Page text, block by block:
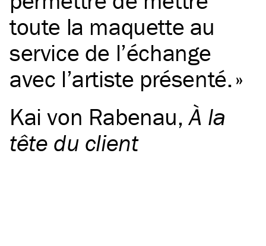
toute la maquette au
service de l’échange
avec l’artiste présenté.
Kai von Rabenau,À la
tête du client